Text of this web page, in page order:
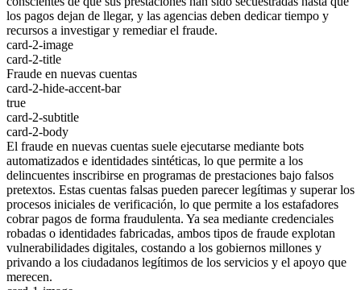
los pagos dejan de llegar, y las agencias deben dedicar tiempo y
recursos a investigar y remediar el fraude.
card-2-image
card-2-title
Fraude en nuevas cuentas
card-2-hide-accent-bar
true
card-2-subtitle
card-2-body
El fraude en nuevas cuentas suele ejecutarse mediante bots
automatizados e identidades sintéticas, lo que permite a los
delincuentes inscribirse en programas de prestaciones bajo falsos
pretextos. Estas cuentas falsas pueden parecer legítimas y superar los
procesos iniciales de verificación, lo que permite a los estafadores
cobrar pagos de forma fraudulenta. Ya sea mediante credenciales
robadas o identidades fabricadas, ambos tipos de fraude explotan
vulnerabilidades digitales, costando a los gobiernos millones y
privando a los ciudadanos legítimos de los servicios y el apoyo que
merecen.